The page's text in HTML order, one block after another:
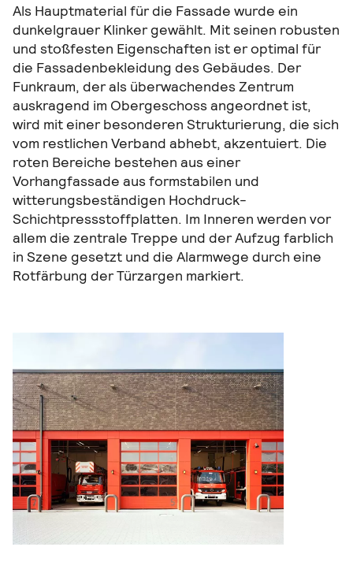
Als Hauptmaterial für die Fassade wurde ein
dunkelgrauer Klinker gewählt. Mit seinen robusten
und stoßfesten Eigenschaften ist er optimal für
die Fassadenbekleidung des Gebäudes. Der
Funkraum, der als überwachendes Zentrum
auskragend im Obergeschoss angeordnet ist,
wird mit einer besonderen Strukturierung, die sich
vom restlichen Verband abhebt, akzentuiert. Die
roten Bereiche bestehen aus einer
Vorhangfassade aus formstabilen und
witterungsbeständigen Hochdruck-
Schichtpressstoffplatten. Im Inneren werden vor
allem die zentrale Treppe und der Aufzug farblich
in Szene gesetzt und die Alarmwege durch eine
Rotfärbung der Türzargen markiert.